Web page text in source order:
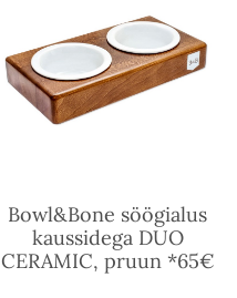
Bowl&Bone söögialus
kaussidega DUO
CERAMIC, pruun *65€